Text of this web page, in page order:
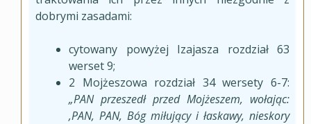
dobrymi zasadami:
cytowany powyżej Izajasza rozdział 63
werset 9;
2 Mojżeszowa rozdział 34 wersety 6-7:
„PAN przeszedł przed Mojżeszem, wołając:
‚PAN, PAN, Bóg miłujący i łaskawy, nieskory